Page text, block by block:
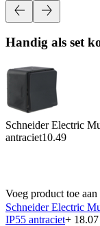
Handig als set
Schneider Electric
antraciet10.49
Voeg product toe aan
Schneider Electric
IP55 antraciet+ 18.07